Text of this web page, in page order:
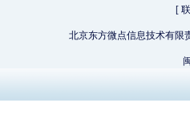
[
北京东方微点信息技术有限